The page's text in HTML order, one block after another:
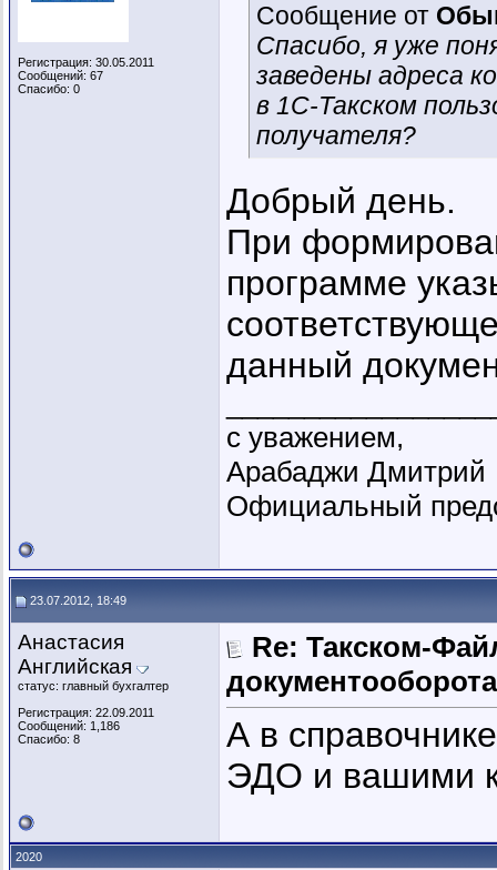
Регистрация: 30.05.2011
Сообщений: 67
Спасибо: 0
Сообщение от
Спасибо, я уже
заведены адреса
в 1С-Такском
получателя?
Добрый день.
При
программе
данный
с уважением,
Арабаджи Дмитрий
Официальный
23.07.2012, 18:49
Анастасия
Английская
статус: главный бухгалтер
Регистрация: 22.09.2011
Сообщений: 1,186
Спасибо: 8
Re: Такском-
документооборота
А в
ЭДО и вашими
2020